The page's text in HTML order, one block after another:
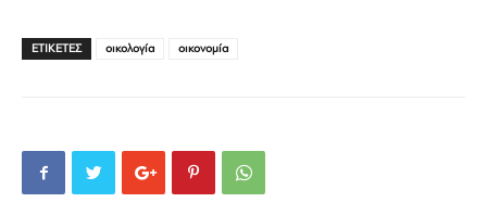
ΕΤΙΚΕΤΕΣ οικολογία οικονομία